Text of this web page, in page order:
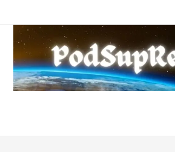
para
conteúdo